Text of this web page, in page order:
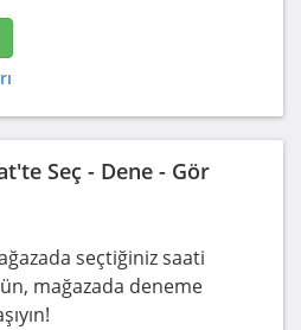
Seç - Dene - Gör
seçtiğiniz saati
mağazada deneme